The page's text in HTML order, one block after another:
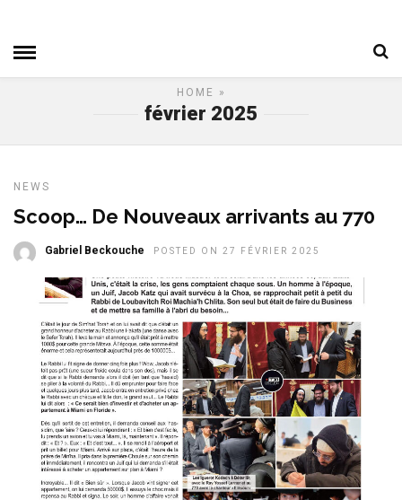
HOME »
février 2025
NEWS
Scoop… De Nouveaux arrivants au 770
Gabriel Beckouche POSTED ON 27 FÉVRIER 2025